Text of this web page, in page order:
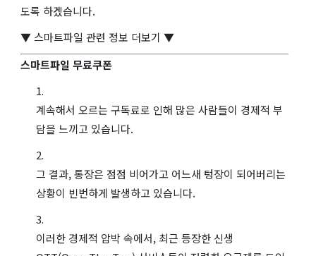
도록 하겠습니다.
▼ 스마트파일 관련 정보 더보기 ▼
스마트파일 무료쿠폰
계속해서 오르는 구독료로 인해 많은 사람들이 경제적 부
담을 느끼고 있습니다.
그 결과, 통장은 점점 비어가고 어느새 텅장이 되어버리는
상황이 빈번하게 발생하고 있습니다.
이러한 경제적 압박 속에서, 최근 등장한 신생